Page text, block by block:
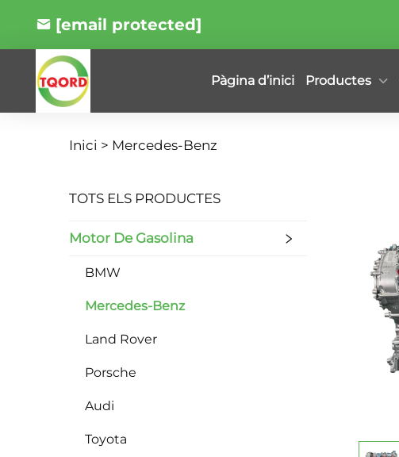
[email protected]
Pàgina d’inici Productes
Inici > Mercedes-Benz
TOTS ELS PRODUCTES
Motor De Gasolina
BMW
Mercedes-Benz
Land Rover
Porsche
Audi
Toyota